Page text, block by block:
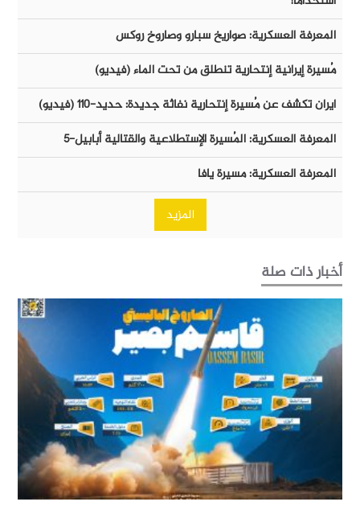
المعرفة العسكرية: صواريخ سبارو وصاروخ روكس
مُسيرة إيرانية إنتحارية تنطلق من تحت الماء (فيديو)
ايران تكشف عن مُسيرة إنتحارية نفاثة جديدة: حديد-١١٠ (فيديو)
المعرفة العسكرية: المُسيرة الإستطلاعية والقتالية أبابيل-٥
المعرفة العسكرية: مسيرة يافا
المزيد
أخبار ذات صلة